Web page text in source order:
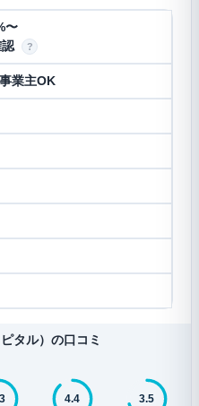
〜
?
業主OK
タル）の口コミ
4.4 3.5